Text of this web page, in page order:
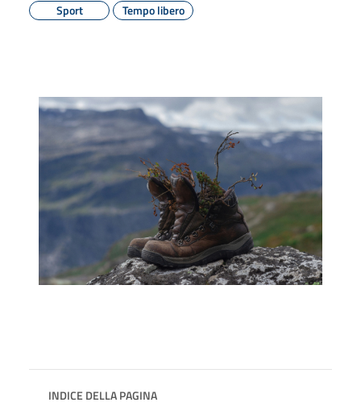
Sport
Tempo libero
INDICE DELLA PAGINA